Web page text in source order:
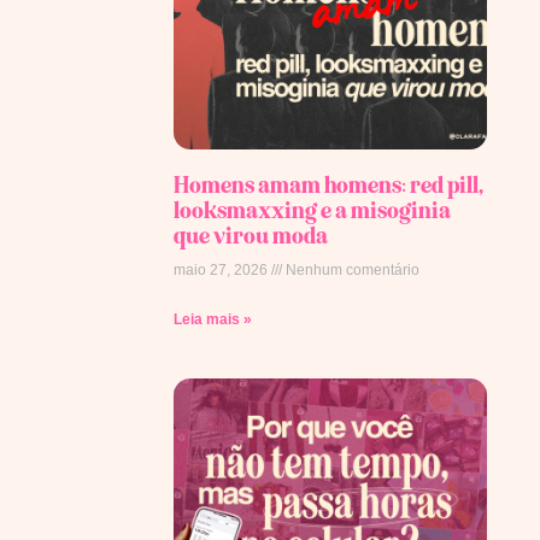
Homens amam homens: red pill,
looksmaxxing e a misoginia
que virou moda
maio 27, 2026 Nenhum comentário
Leia mais »